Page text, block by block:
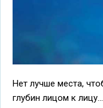
Нет лучше места,
глубин лицом к лицу...